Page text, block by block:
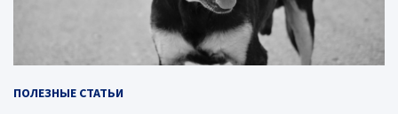
ПОЛЕЗНЫЕ СТАТЬИ